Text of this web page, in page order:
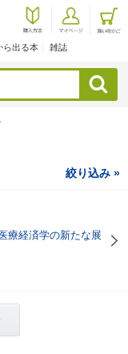
ら出る本 雑誌
検索
絞り込み »
療経済学の新たな展